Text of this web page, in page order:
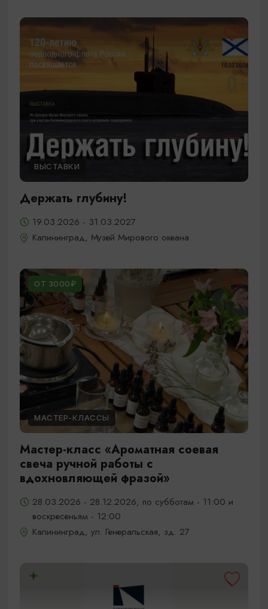
ВЫСТАВКИ
Держать глубину!
19.03.2026 - 31.03.2027
Калининград, Музей Мирового океана
ОТ 3000₽
МАСТЕР-КЛАССЫ
Мастер-класс «Ароматная соевая
свеча ручной работы с
вдохновляющей фразой»
28.03.2026 - 28.12.2026, по субботам - 11:00 и
воскресеньям - 12:00
Калининград, ул. Генеральская, зд. 27